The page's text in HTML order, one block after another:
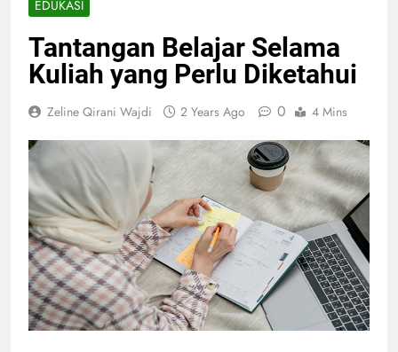
EDUKASI
Tantangan Belajar Selama
Kuliah yang Perlu Diketahui
Zeline Qirani Wajdi 2 Years Ago 0 4 Mins